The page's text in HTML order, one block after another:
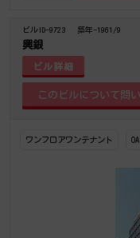
ビルID-9723 築年-1961/9
興銀
ビル詳細
ワンフロアワンテナント